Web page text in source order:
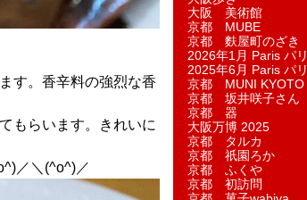
す。香辛料の強烈な香
もらいます。きれいに
／＼(^o^)／
大阪 美術館
京都 MUBE
京都 麩屋町のざき
2026年1月 Paris パリ
2025年6月 Paris パリ
京都 MUNI KYOTO
京都 坂井咲子さん
京都 器
大阪万博 2025
京都 タルカ
京都 祇園ろか
京都 ふくや
京都 初訪問